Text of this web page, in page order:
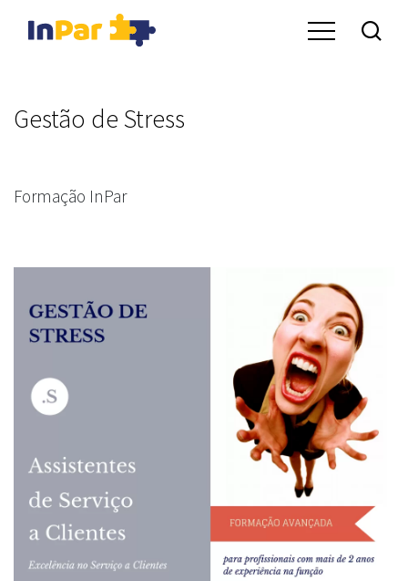
Gestão de Stress
Formação InPar